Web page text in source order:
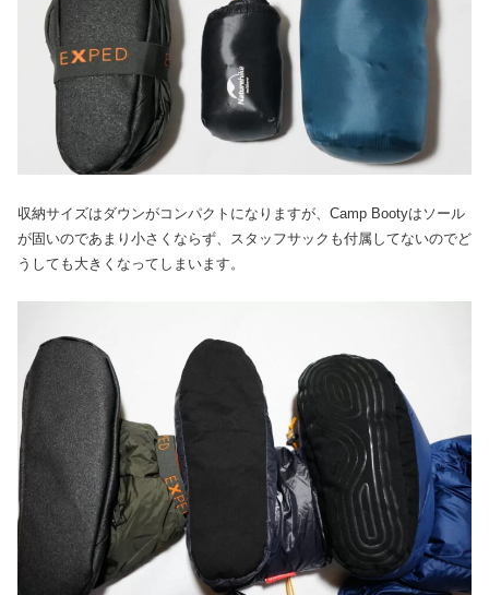
収納サイズはダウンがコンパクトになりますが、Camp Bootyはソール
が固いのであまり小さくならず、スタッフサックも付属してないのでど
うしても大きくなってしまいます。